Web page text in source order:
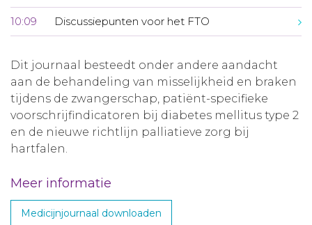
10:09 Discussiepunten voor het FTO
Dit journaal besteedt onder andere aandacht
aan de behandeling van misselijkheid en braken
tijdens de zwangerschap, patiënt-specifieke
voorschrijfindicatoren bij diabetes mellitus type 2
en de nieuwe richtlijn palliatieve zorg bij
hartfalen.
Meer informatie
Medicijnjournaal downloaden